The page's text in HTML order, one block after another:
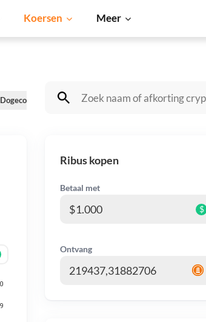
Koersen Meer
Dogecoin Solana BNB
Ribus kopen
Betaal met
$
Ontvang